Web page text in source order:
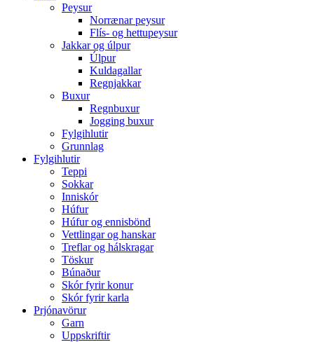
Peysur
Norrænar peysur
Flís- og hettupeysur
Jakkar og úlpur
Úlpur
Kuldagallar
Regnjakkar
Buxur
Regnbuxur
Jogging buxur
Fylgihlutir
Grunnlag
Fylgihlutir
Teppi
Sokkar
Inniskór
Húfur
Húfur og ennisbönd
Vettlingar og hanskar
Treflar og hálskragar
Töskur
Búnaður
Skór fyrir konur
Skór fyrir karla
Prjónavörur
Garn
Uppskriftir